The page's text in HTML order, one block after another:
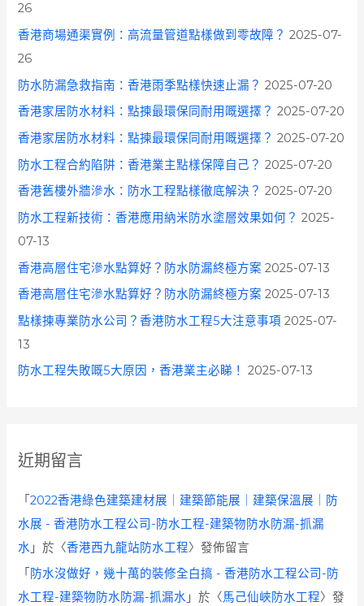
26
香港商場通渠實例：高流量管道點樣做到零故障？ 2025-07-
26
防水防漏急救指南：香港雨季點樣快速止漏？ 2025-07-20
香港家居防水材料：點揀最環保同耐用嘅選擇？ 2025-07-20
香港家居防水材料：點揀最環保同耐用嘅選擇？ 2025-07-20
防水工程合約陷阱：香港業主點樣保障自己？ 2025-07-20
香港舊樓外牆滲水：防水工程點樣徹底解決？ 2025-07-20
防水工程新技術：香港應用納米防水塗層效果如何？ 2025-
07-13
香港高層住宅滲水點算好？防水防漏終極方案 2025-07-13
香港高層住宅滲水點算好？防水防漏終極方案 2025-07-13
點樣揀專業防水公司？香港防水工程5大注意事項 2025-07-
13
防水工程失敗嘅5大原因，香港業主必睇！
2025-07-13
近期留言
「2022香港綠色建築建材展｜建築節能展｜建築保溫展｜防
水展 - 香港防水工程公司-防水工程-建築物防水防漏-抓漏
水 」於〈香港西九龍站防水工程〉發佈留言
「 防水沒做好，幾十萬的裝修全白搞 - 香港防水工程公司-防
水工程-建築物防水防漏-抓漏水 」於〈馬己仙峽防水工程〉發